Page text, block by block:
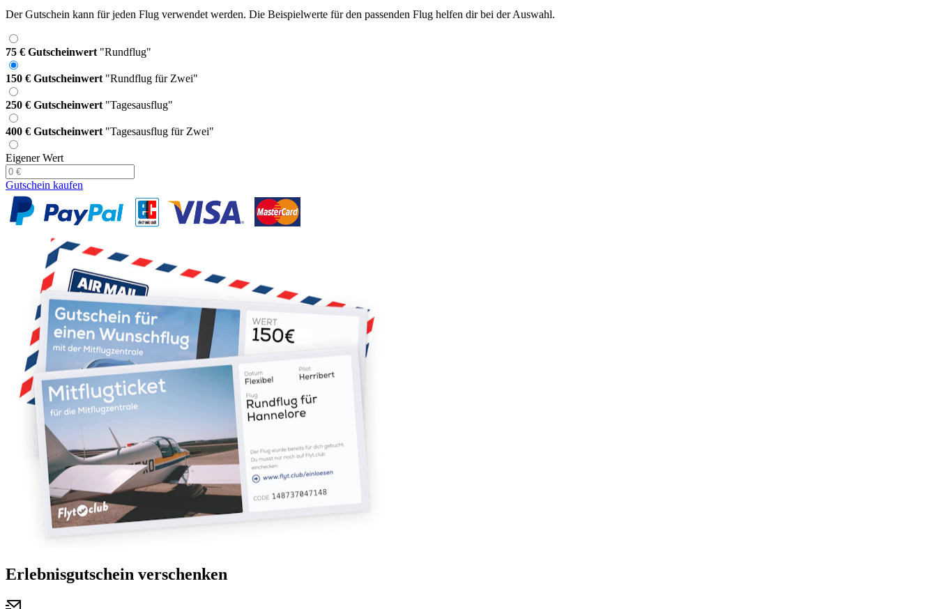
Der Gutschein kann für jeden Flug verwendet werden. Die Beispielwerte für den passenden Flug helfen dir bei der Auswahl.
75 € Gutscheinwert "Rundflug"
150 € Gutscheinwert "Rundflug für Zwei"
250 € Gutscheinwert "Tagesausflug"
400 € Gutscheinwert "Tagesausflug für Zwei"
Eigener Wert
Gutschein kaufen
Erlebnisgutschein verschenken